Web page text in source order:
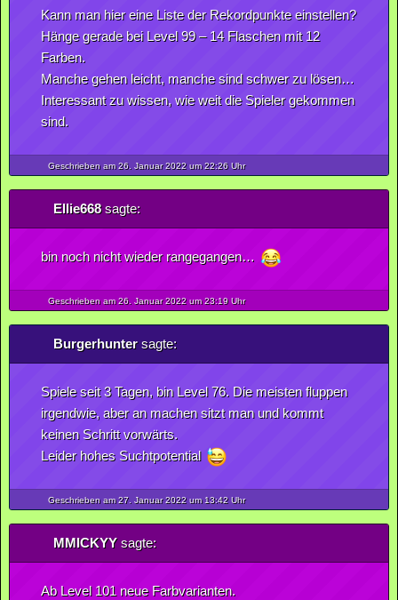
Kann man hier eine Liste der Rekordpunkte einstellen?
Hänge gerade bei Level 99 – 14 Flaschen mit 12
Farben.
Manche gehen leicht, manche sind schwer zu lösen…
Interessant zu wissen, wie weit die Spieler gekommen
sind.
Geschrieben am 26. Januar2022um 22:26 Uhr
Ellie668sagte:
bin noch nicht wieder rangegangen…
Geschrieben am 26. Januar2022um 23:19 Uhr
Burgerhuntersagte:
Spiele seit 3 Tagen, bin Level 76. Die meisten fluppen
irgendwie, aber an machen sitzt man und kommt
keinen Schritt vorwärts.
Leider hohes Suchtpotential
Geschrieben am 27. Januar2022um 13:42 Uhr
MMICKYYsagte:
Ab Level 101 neue Farbvarianten.